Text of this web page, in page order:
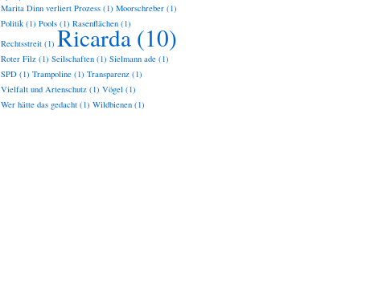
Marita Dinn verliert Prozess (1) Moorschreber (1)
Politik (1) Pools (1) Rasenflächen (1)
Rechtsstreit (1) Ricarda (10)
Roter Filz (1) Seilschaften (1) Sielmann ade (1)
SPD (1) Trampoline (1) Transparenz (1)
Vielfalt und Artenschutz (1) Vögel (1)
Wer hätte das gedacht (1) Wildbienen (1)